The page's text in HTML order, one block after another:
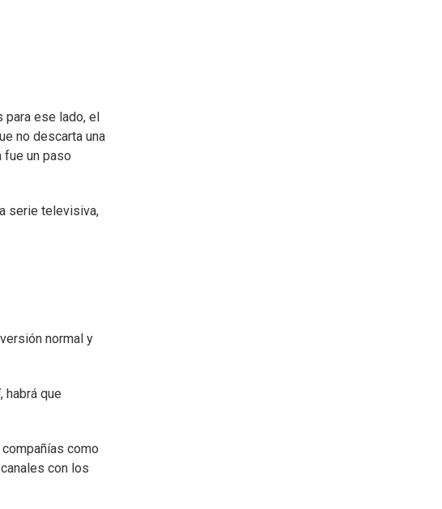
ese lado, el
no descarta una
fue un paso
serie televisiva,
normal y
habrá que
como
con los